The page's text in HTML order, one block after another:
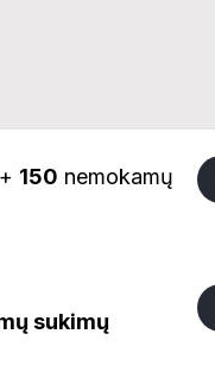
+ 150 nemokamų
sukimų